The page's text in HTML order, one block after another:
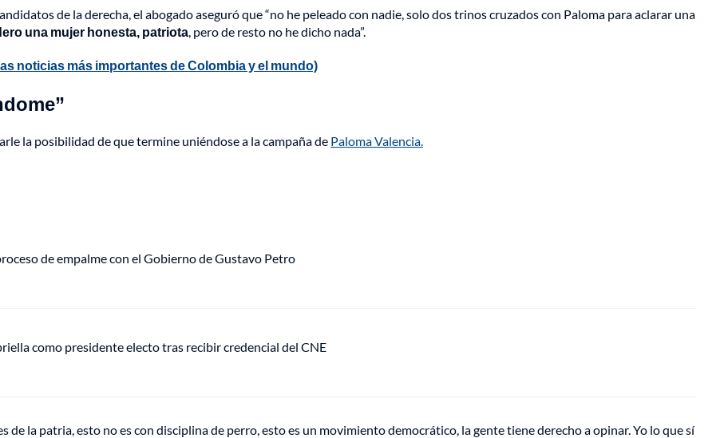
de la derecha, el abogado aseguró que “no he peleado con nadie, solo dos trinos cruzados con Paloma para aclarar una
una mujer honesta, patriota , pero de resto no he dicho nada”.
noticias más importantes de Colombia y el mundo)
la posibilidad de que termine uniéndose a la campaña de Paloma Valencia.
de empalme con el Gobierno de Gustavo Petro
como presidente electo tras recibir credencial del CNE
de la patria, esto no es con disciplina de perro, esto es un movimiento democrático, la gente tiene derecho a opinar. Yo lo que sí